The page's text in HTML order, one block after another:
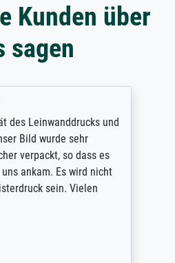
Kunden über
sagen
des Leinwanddrucks und
Bild wurde sehr
verpackt, so dass es
ankam. Es wird nicht
sein. Vielen